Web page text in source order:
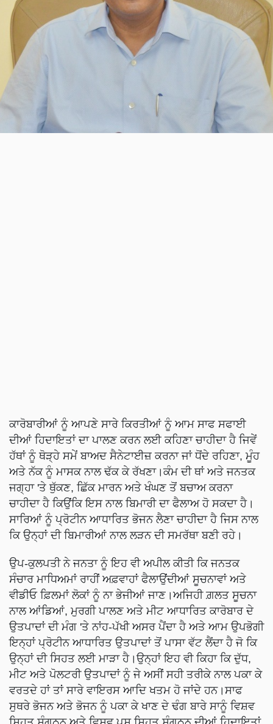
ਕਾਰੋਬਾਰੀਆਂ ਨੂੰ ਆਪਣੇ ਸਾਰੇ ਕਿਰਤੀਆਂ ਨੂੰ ਆਮ ਸਾਫ ਸਫਾਈ
ਦੀਆਂ ਹਿਦਾਇਤਾਂ ਦਾ ਪਾਲਣ ਕਰਨ ਲਈ ਕਹਿਣਾ ਚਾਹੀਦਾ ਹੈ ਜਿਵੇਂ
ਹੱਥਾਂ ਨੂੰ ਥੋੜ੍ਹੇ ਸਮੇਂ ਬਾਅਦ ਸੈਨੇਟਾਈਜ਼ ਕਰਨਾ ਜਾਂ ਧੋਂਦੇ ਰਹਿਣਾ, ਮੂੰਹ
ਅਤੇ ਨੱਕ ਨੂੰ ਮਾਸਕ ਨਾਲ ਢੱਕ ਕੇ ਰੱਖਣਾ।ਕੰਮ ਦੀ ਥਾਂ ਅਤੇ ਜਨਤਕ
ਜਗ੍ਹਾ 'ਤੇ ਥੁੱਕਣ, ਛਿੱਕ ਮਾਰਨ ਅਤੇ ਖੰਘਣ ਤੋਂ ਬਚਾਅ ਕਰਨਾ
ਚਾਹੀਦਾ ਹੈ ਕਿਉਂਕਿ ਇਸ ਨਾਲ ਬਿਮਾਰੀ ਦਾ ਫੈਲਾਅ ਹੋ ਸਕਦਾ ਹੈ।
ਸਾਰਿਆਂ ਨੂੰ ਪ੍ਰੋਟੀਨ ਆਧਾਰਿਤ ਭੋਜਨ ਲੈਣਾ ਚਾਹੀਦਾ ਹੈ ਜਿਸ ਨਾਲ
ਕਿ ਉਨ੍ਹਾਂ ਦੀ ਬਿਮਾਰੀਆਂ ਨਾਲ ਲੜਨ ਦੀ ਸਮਰੱਥਾ ਬਣੀ ਰਹੇ।
ਉਪ-ਕੁਲਪਤੀ ਨੇ ਜਨਤਾ ਨੂੰ ਇਹ ਵੀ ਅਪੀਲ ਕੀਤੀ ਕਿ ਜਨਤਕ
ਸੰਚਾਰ ਮਾਧਿਅਮਾਂ ਰਾਹੀਂ ਅਫ਼ਵਾਹਾਂ ਫੈਲਾਉਂਦੀਆਂ ਸੂਚਨਾਵਾਂ ਅਤੇ
ਵੀਡੀਓ ਫ਼ਿਲਮਾਂ ਲੋਕਾਂ ਨੂੰ ਨਾ ਭੇਜੀਆਂ ਜਾਣ।ਅਜਿਹੀ ਗ਼ਲਤ ਸੂਚਨਾ
ਨਾਲ ਆਂਡਿਆਂ, ਮੁਰਗੀ ਪਾਲਣ ਅਤੇ ਮੀਟ ਆਧਾਰਿਤ ਕਾਰੋਬਾਰ ਦੇ
ਉਤਪਾਦਾਂ ਦੀ ਮੰਗ 'ਤੇ ਨਾਂਹ-ਪੱਖੀ ਅਸਰ ਪੈਂਦਾ ਹੈ ਅਤੇ ਆਮ ਉਪਭੋਗੀ
ਇਨ੍ਹਾਂ ਪ੍ਰੋਟੀਨ ਆਧਾਰਿਤ ਉਤਪਾਦਾਂ ਤੋਂ ਪਾਸਾ ਵੱਟ ਲੈਂਦਾ ਹੈ ਜੋ ਕਿ
ਉਨ੍ਹਾਂ ਦੀ ਸਿਹਤ ਲਈ ਮਾੜਾ ਹੈ।ਉਨ੍ਹਾਂ ਇਹ ਵੀ ਕਿਹਾ ਕਿ ਦੁੱਧ,
ਮੀਟ ਅਤੇ ਪੋਲਟਰੀ ਉਤਪਾਦਾਂ ਨੂੰ ਜੇ ਅਸੀਂ ਸਹੀ ਤਰੀਕੇ ਨਾਲ ਪਕਾ ਕੇ
ਵਰਤਦੇ ਹਾਂ ਤਾਂ ਸਾਰੇ ਵਾਇਰਸ ਆਦਿ ਖਤਮ ਹੋ ਜਾਂਦੇ ਹਨ।ਸਾਫ
ਸੁਥਰੇ ਭੋਜਨ ਅਤੇ ਭੋਜਨ ਨੂੰ ਪਕਾ ਕੇ ਖਾਣ ਦੇ ਢੰਗ ਬਾਰੇ ਸਾਨੂੰ ਵਿਸ਼ਵ